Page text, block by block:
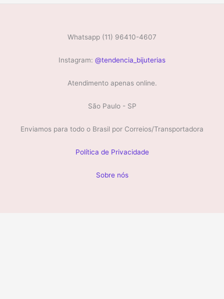
Whatsapp (11) 96410-4607
Instagram: @tendencia_bijuterias
Atendimento apenas online.
São Paulo - SP
Enviamos para todo o Brasil por Correios/Transportadora
Política de Privacidade
Sobre nós